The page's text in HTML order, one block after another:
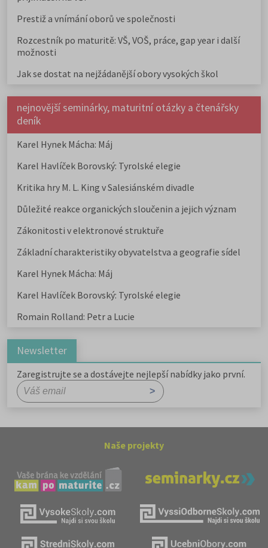
Prestiž a vnímání oborů ve společnosti
Rozcestník po maturitě: VŠ, VOŠ, práce, gap year i další
možnosti
Jak se dostat na nejžádanější obory vysokých škol
nejnovější seminárky, maturitní otázky a čtenářsky
deník
Karel Hynek Mácha: Máj
Karel Havlíček Borovský: Tyrolské elegie
Kritika hry M. L. King v Salesiánském divadle
Důležité reakce organických sloučenin a jejich význam
Zákonitosti v elektronové struktuře
Základní charakteristiky obyvatelstva a geografie sídel
Karel Hynek Mácha: Máj
Karel Havlíček Borovský: Tyrolské elegie
Romain Rolland: Petr a Lucie
Newsletter
Zaregistrujte se a dostávejte nejlepší nabídky jako první.
Naše projekty